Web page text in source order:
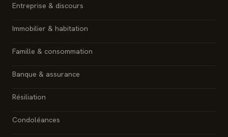
Entreprise & discours
Immobilier & habitation
Famille & consommation
Banque & assurance
Résiliation
Condoléances